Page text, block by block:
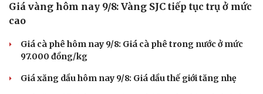
Giá vàng hôm nay 9/8: Vàng SJC tiếp tục trụ ở mức
cao
Giá cà phê hôm nay 9/8: Giá cà phê trong nước ở mức
97.000 đồng/kg
Giá xăng dầu hôm nay 9/8: Giá dầu thế giới tăng nhẹ